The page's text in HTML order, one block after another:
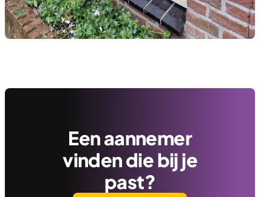
Een aannemer
vinden die bij je
past?